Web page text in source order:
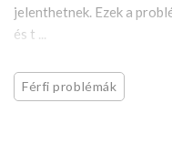
jelenthetnek. Ezek a
és t ...
Férfi problémák